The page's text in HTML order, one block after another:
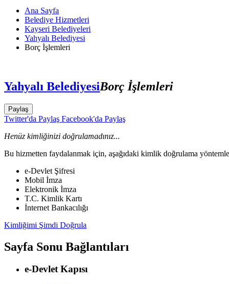
Ana Sayfa
Belediye Hizmetleri
Kayseri Belediyeleri
Yahyalı Belediyesi
Borç İşlemleri
Yahyalı BelediyesiBorç İşlemleri
Paylaş
Twitter'da Paylaş Facebook'da Paylaş
Henüz kimliğinizi doğrulamadınız...
Bu hizmetten faydalanmak için, aşağıdaki kimlik doğrulama
e-Devlet Şifresi
Mobil İmza
Elektronik İmza
T.C. Kimlik Kartı
İnternet Bankacılığı
Kimliğimi Şimdi Doğrula
Sayfa Sonu Bağlantıları
e-Devlet Kapısı